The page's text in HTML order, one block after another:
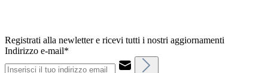
Registrati alla newletter e ricevi tutti i nostri aggiornamenti
Indirizzo e-mail*